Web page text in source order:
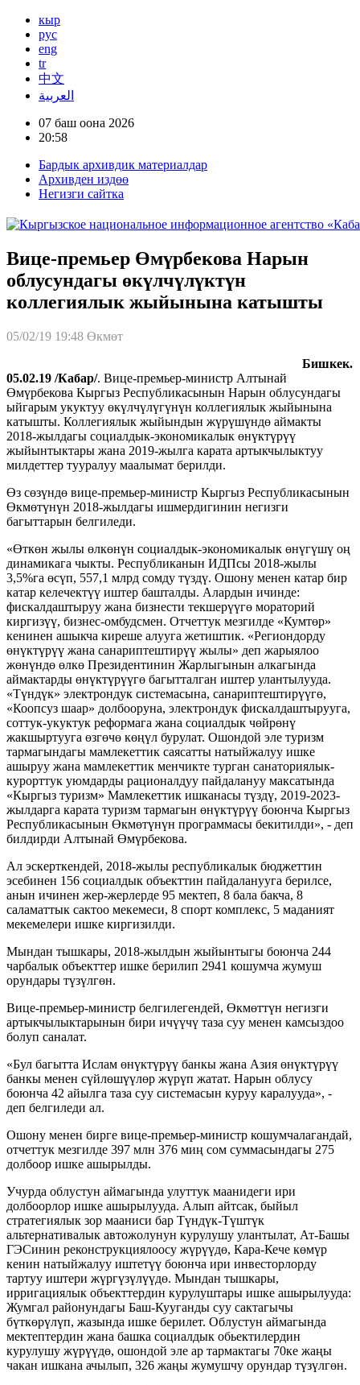
кыр
рус
eng
tr
中文
العربية
07 баш оона 2026
20:58
Бардык архивдик материалдар
Архивден издөө
Негизги сайтка
Вице-премьер Өмүрбекова Нарын
облусундагы өкүлчүлүктүн
коллегиялык жыйынына катышты
05/02/19 19:48 Өкмөт
Бишкек.
05.02.19 /Кабар/. Вице-премьер-министр Алтынай
Өмүрбекова Кыргыз Республикасынын Нарын облусундагы
ыйгарым укуктуу өкүлчүлүгүнүн коллегиялык жыйынына
катышты. Коллегиялык жыйындын жүрүшүндө аймакты
2018-жылдагы социалдык-экономикалык өнүктүрүү
жыйынтыктары жана 2019-жылга карата артыкчылыктуу
милдеттер тууралуу маалымат берилди.
Өз сөзүндө вице-премьер-министр Кыргыз Республикасынын
Өкмөтүнүн 2018-жылдагы ишмердигинин негизги
багыттарын белгиледи.
«Өткөн жылы өлкөнүн социалдык-экономикалык өнүгүшү оң
динамикага чыкты. Республиканын ИДПсы 2018-жылы
3,5%га өсүп, 557,1 млрд сомду түздү. Ошону менен катар бир
катар келечектүү иштер башталды. Алардын ичинде:
фискалдаштыруу жана бизнести текшерүүгө мораторий
киргизүү, бизнес-омбудсмен. Отчеттук мезгилде «Кумтөр»
кенинен ашыкча киреше алууга жетиштик. «Региондорду
өнүктүрүү жана санариптештирүү жылы» деп жарыялоо
жөнүндө өлкө Президентинин Жарлыгынын алкагында
аймактарды өнүктүрүүгө багытталган иштер улантылууда.
«Түндүк» электрондук системасына, санариптештирүүгө,
«Коопсуз шаар» долбооруна, электрондук фискалдаштырууга,
соттук-укуктук реформага жана социалдык чөйрөнү
жакшыртууга өзгөчө көңүл бурулат. Ошондой эле туризм
тармагындагы мамлекеттик саясатты натыйжалуу ишке
ашыруу жана мамлекеттик менчикте турган санаториялык-
курорттук уюмдарды рационалдуу пайдалануу максатында
«Кыргыз туризм» Мамлекеттик ишканасы түздү, 2019-2023-
жылдарга карата туризм тармагын өнүктүрүү боюнча Кыргыз
Республикасынын Өкмөтүнүн программасы бекитилди», - деп
билдирди Алтынай Өмүрбекова.
Ал эскерткендей, 2018-жылы республикалык бюджеттин
эсебинен 156 социалдык объекттин пайдаланууга берилсе,
анын ичинен жер-жерлерде 95 мектеп, 8 бала бакча, 8
саламаттык сактоо мекемеси, 8 спорт комплекс, 5 маданият
мекемелери ишке киргизилди.
Мындан тышкары, 2018-жылдын жыйынтыгы боюнча 244
чарбалык объекттер ишке берилип 2941 кошумча жумуш
орундары түзүлгөн.
Вице-премьер-министр белгилегендей, Өкмөттүн негизги
артыкчылыктарынын бири ичүүчү таза суу менен камсыздоо
болуп саналат.
«Бул багытта Ислам өнүктүрүү банкы жана Азия өнүктүрүү
банкы менен сүйлөшүүлөр жүрүп жатат. Нарын облусу
боюнча 42 айылга таза суу системасын куруу каралууда», -
деп белгиледи ал.
Ошону менен бирге вице-премьер-министр кошумчалагандай,
отчеттук мезгилде 397 млн 376 миң сом суммасындагы 275
долбоор ишке ашырылды.
Учурда облустун аймагында улуттук маанидеги ири
долбоорлор ишке ашырылууда. Алып айтсак, быйыл
стратегиялык зор мааниси бар Түндүк-Түштүк
альтернативалык автожолунун курулушу улантылат, Ат-Башы
ГЭСинин реконструкциялоосу жүрүүдө, Кара-Кече көмүр
кенин натыйжалуу иштетүү боюнча ири инвесторлорду
тартуу иштери жүргүзүлүүдө. Мындан тышкары,
ирригациялык объекттердин курулуштары ишке ашырылууда:
Жумгал районундагы Баш-Кууганды суу сактагычы
бүткөрүлүп, жазында ишке берилет. Облустун аймагында
мектептердин жана башка социалдык обьектилердин
курулушу жүрүүдө, ошондой эле ар тармактагы 70ке жаңы
чакан ишкана ачылып, 326 жаңы жумушчу орундар түзүлгөн.